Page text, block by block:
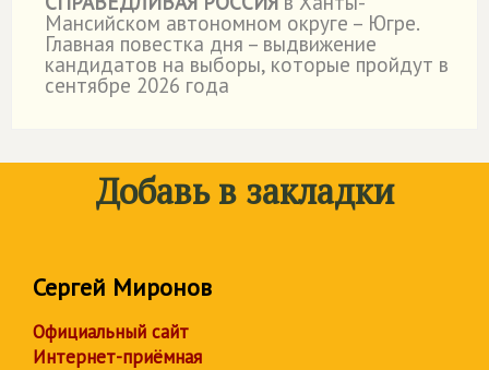
Мансийском автономном округе – Югре.
Главная повестка дня – выдвижение
кандидатов на выборы, которые пройдут в
сентябре 2026 года
Добавь в закладки
Сергей Миронов
Официальный сайт
Интернет-приёмная